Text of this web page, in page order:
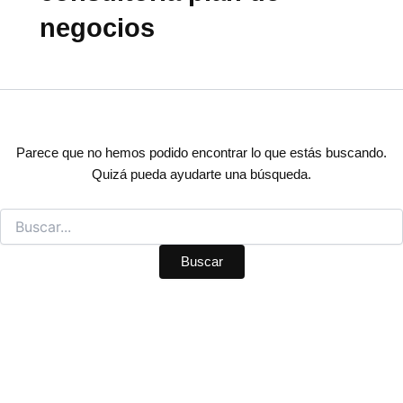
negocios
Parece que no hemos podido encontrar lo que estás buscando.
Quizá pueda ayudarte una búsqueda.